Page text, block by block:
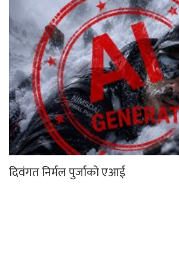
दिवंगत निर्मल पुर्जाको एआई